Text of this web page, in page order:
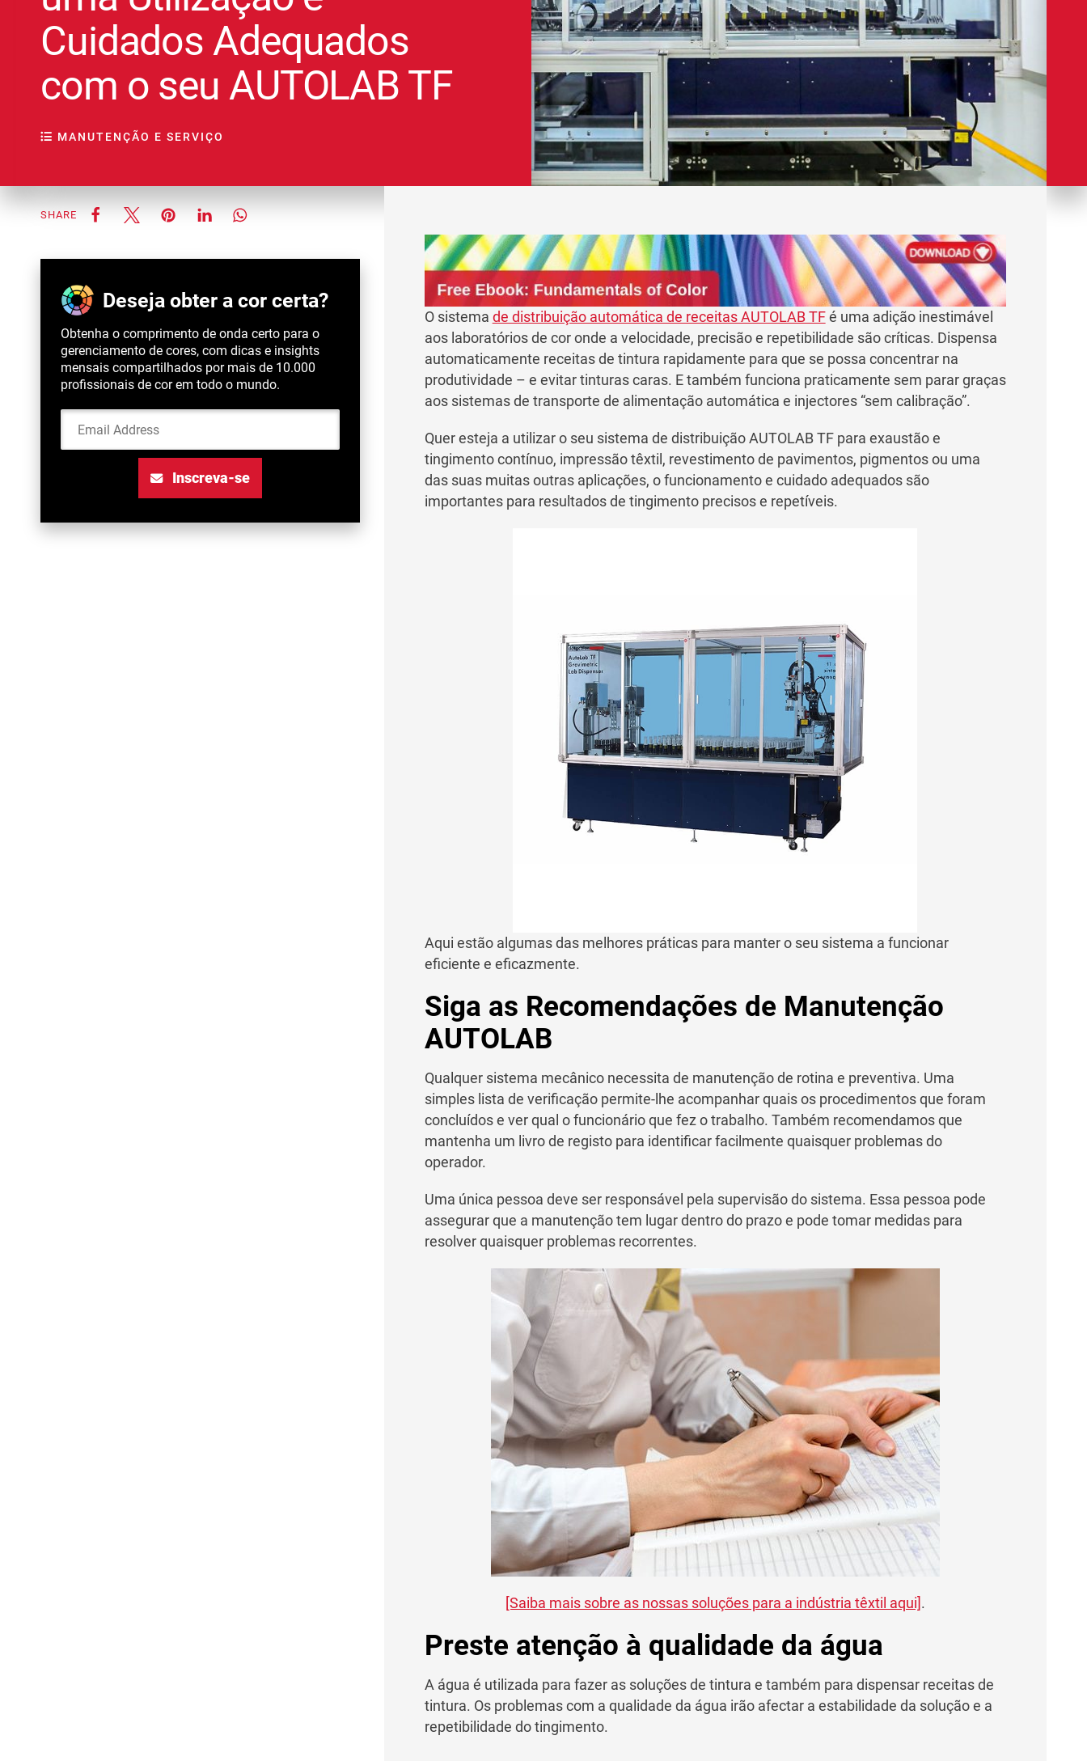
Cuidados Adequados
com o seu AUTOLAB TF
MANUTENÇÃO E SERVIÇO
SHARE
Deseja obter a cor certa?
Obtenha o comprimento de onda certo para o
gerenciamento de cores, com dicas e insights
mensais compartilhados por mais de 10.000
profissionais de cor em todo o mundo.
Email Address
Inscreva-se
O sistema de distribuição automática de receitas AUTOLAB TFé uma adição inestimável
aos laboratórios de cor onde a velocidade, precisão e repetibilidade são críticas. Dispensa
automaticamente receitas de tintura rapidamente para que se possa concentrar na
produtividade – e evitar tinturas caras. E também funciona praticamente sem parar graças
aos sistemas de transporte de alimentação automática e injectores “sem calibração”.
Quer esteja a utilizar o seu sistema de distribuição AUTOLAB TF para exaustão e
tingimento contínuo, impressão têxtil, revestimento de pavimentos, pigmentos ou uma
das suas muitas outras aplicações, o funcionamento e cuidado adequados são
importantes para resultados de tingimento precisos e repetíveis.
Aqui estão algumas das melhores práticas para manter o seu sistema a funcionar
eficiente e eficazmente.
Siga as Recomendações de Manutenção
AUTOLAB
Qualquer sistema mecânico necessita de manutenção de rotina e preventiva. Uma
simples lista de verificação permite-lhe acompanhar quais os procedimentos que foram
concluídos e ver qual o funcionário que fez o trabalho. Também recomendamos que
mantenha um livro de registo para identificar facilmente quaisquer problemas do
operador.
Uma única pessoa deve ser responsável pela supervisão do sistema. Essa pessoa pode
assegurar que a manutenção tem lugar dentro do prazo e pode tomar medidas para
resolver quaisquer problemas recorrentes.
[Saiba mais sobre as nossas soluções para a indústria têxtil aqui].
Preste atenção à qualidade da água
A água é utilizada para fazer as soluções de tintura e também para dispensar receitas de
tintura. Os problemas com a qualidade da água irão afectar a estabilidade da solução e a
repetibilidade do tingimento.